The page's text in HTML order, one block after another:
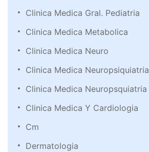
Clinica Medica Gral. Pediatria
Clinica Medica Metabolica
Clinica Medica Neuro
Clinica Medica Neuropsiquiatria
Clinica Medica Neuropsquiatria
Clinica Medica Y Cardiologia
Cm
Dermatologia